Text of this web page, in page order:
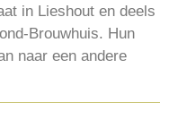
in Lieshout en deels
Brouwhuis. Hun
naar een andere